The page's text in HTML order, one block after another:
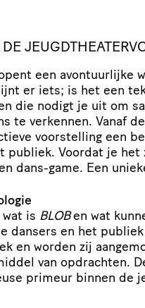
DE
een avontuurlijke
er iets; is het een
die nodigt je uit om
te verkennen. ​​Vanaf
voorstelling een
publiek. Voordat je
dans-game. Een
is BLOBen wat
dansers en het
en worden zij
van opdrachten.
primeur binnen de